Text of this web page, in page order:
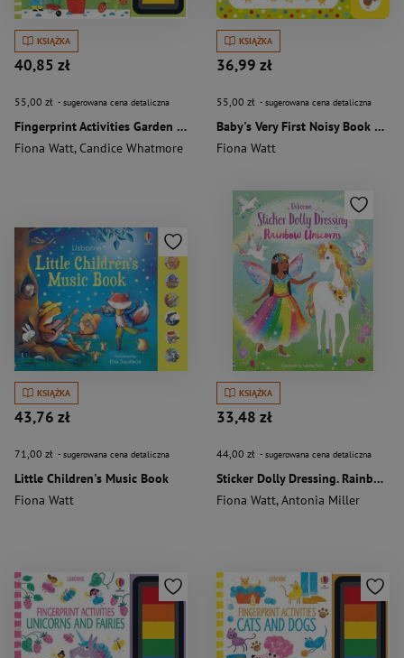
KSIĄŻKA
40,85 zł
55,00 zł - sugerowana cena detaliczna
Fingerprint Activities Garden wer. angielska
Fiona Watt,Candice Whatmore
KSIĄŻKA
36,99 zł
55,00 zł - sugerowana cena detaliczna
Baby's Very First Noisy Book Farm wer. angielska
Fiona Watt
KSIĄŻKA
43,76 zł
71,00 zł - sugerowana cena detaliczna
Little Children's Music Book
Fiona Watt
KSIĄŻKA
33,48 zł
44,00 zł - sugerowana cena detaliczna
Sticker Dolly Dressing. Rainbow Unicorns wer. angielska
Fiona Watt,Antonia Miller